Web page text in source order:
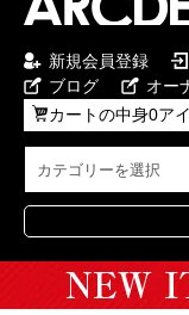
新規会員登録
ブログ
オー
カートの中身0ア